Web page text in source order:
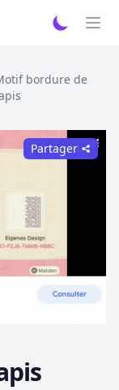
bordure de
Partager